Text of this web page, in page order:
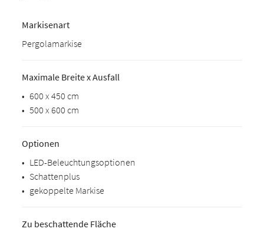
Markisenart
Pergolamarkise
Maximale Breite x Ausfall
• 600 x 450 cm
• 500 x 600 cm
Optionen
• LED-Beleuchtungsoptionen
• Schattenplus
• gekoppelte Markise
Zu beschattende Fläche